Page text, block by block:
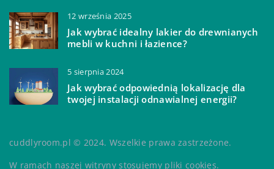
12 września 2025
Jak wybrać idealny lakier do drewnianych
mebli w kuchni i łazience?
5 sierpnia 2024
Jak wybrać odpowiednią lokalizację dla
twojej instalacji odnawialnej energii?
cuddlyroom.pl © 2024. Wszelkie prawa zastrzeżone.
W ramach naszej witryny stosujemy pliki cookies.